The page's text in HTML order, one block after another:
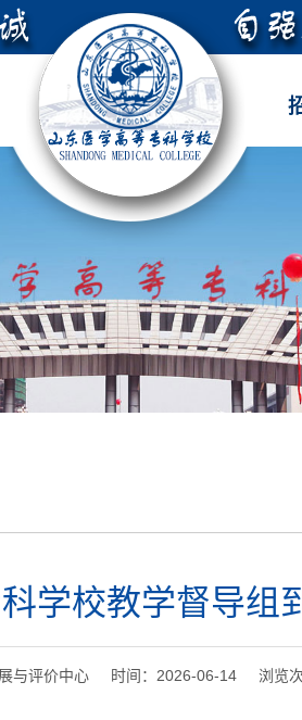
学校教学督导组
与评价中心 时间：2026-06-14 浏览次